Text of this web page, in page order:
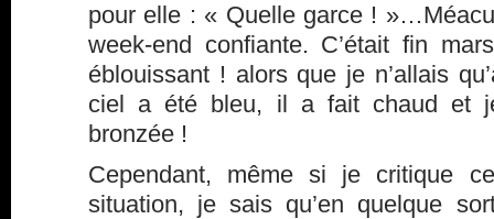
pour elle : « Quelle garce !
week-end confiante. C’était fin
éblouissant ! alors que je n’allais
ciel a été bleu, il a fait chaud et
bronzée !
Cependant, même si je critique
situation, je sais qu’en quelque